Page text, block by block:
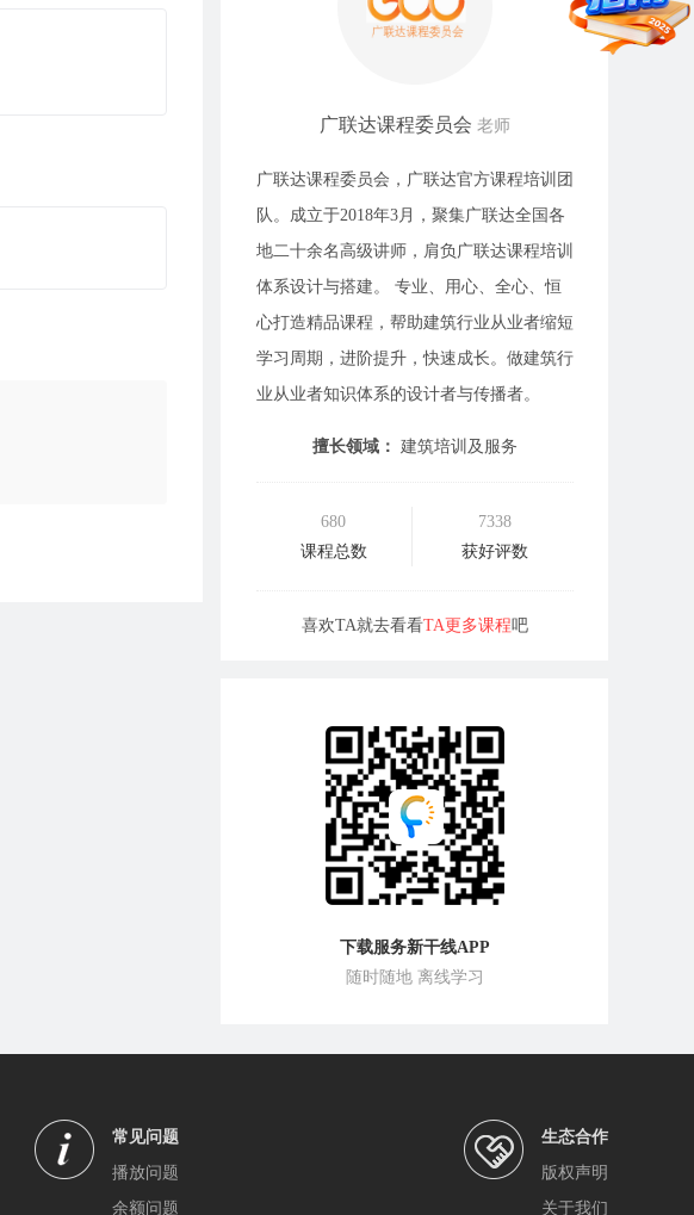
广联达课程委员会 老师
广联达课程委员会，广联达官方课程培训团
队。成立于2018年3月，聚集广联达全国各
地二十余名高级讲师，肩负广联达课程培训
体系设计与搭建。 专业、用心、全心、恒
心打造精品课程，帮助建筑行业从业者缩短
学习周期，进阶提升，快速成长。做建筑行
业从业者知识体系的设计者与传播者。
擅长领域： 建筑培训及服务
680
课程总数
7338
获好评数
喜欢TA就去看看TA更多课程吧
下载服务新干线APP
随时随地 离线学习
常见问题
播放问题
余额问题
生态合作
版权声明
关于我们